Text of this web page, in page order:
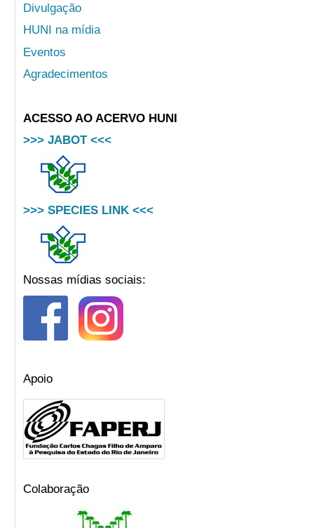
Divulgação
HUNI na mídia
Eventos
Agradecimentos
ACESSO AO ACERVO HUNI
>>> JABOT <<<
>>> SPECIES LINK <<<
Nossas mídias sociais:
Apoio
Colaboração